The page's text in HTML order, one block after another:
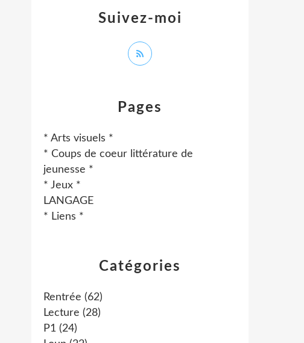
Catégories
Rentrée (62)
Lecture (28)
P1 (24)
Pages
* Arts visuels *
* Coups de coeur littérature de
jeunesse *
* Jeux *
LANGAGE
* Liens *
Suivez-moi